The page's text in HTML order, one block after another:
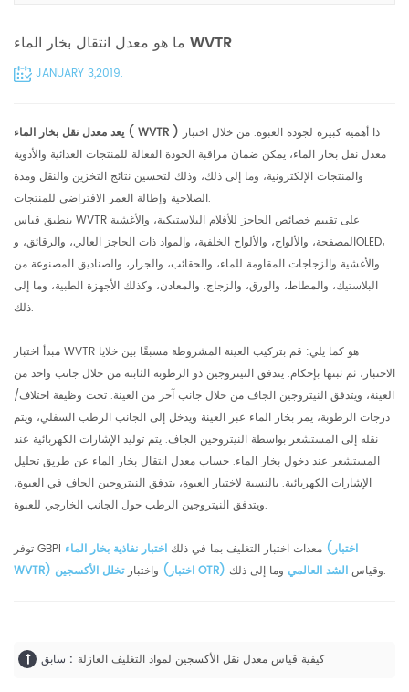
ما هو معدل انتقال بخار الماء WVTR
JANUARY 3,2019.
يعد معدل نقل بخار الماء ( WVTR )
معدل نقل بخار الماء، يمكن ضمان مراقبة الجودة الفعالة للمنتجات الغذائية والأدوية
والمنتجات الإلكترونية، وما إلى ذلك، وذلك لتحسين نتائج التخزين والنقل ومدة
الصلاحية وإطالة العمر الافتراضي للمنتجات.
ينطبق قياس WVTR على تقييم خصائص الحاجز للأفلام البلاستيكية، والأغشية
المصفحة، والألواح، والألواح الخلفية، والمواد ذات الحاجز العالي، والرقائق، وOLED،
والأغشية والزجاجات المقاومة للماء، والحقائب، والجرار، والصناديق المصنوعة من
البلاستيك، والمطاط، والورق، والزجاج. والمعادن، وكذلك الأجهزة الطبية، وما إلى
ذلك.
مبدأ اختبار WVTR هو كما يلي: قم بتركيب العينة المشروطة مسبقًا بين خلايا
الاختبار، ثم ثبتها بإحكام. يتدفق النيتروجين ذو الرطوبة الثابتة من خلال جانب واحد من
العينة، ويتدفق النيتروجين الجاف من خلال جانب آخر من العينة. تحت وظيفة اختلاف/
درجات الرطوبة، يمر بخار الماء عبر العينة ويدخل إلى الجانب الرطب السفلي، ويتم
نقله إلى المستشعر بواسطة النيتروجين الجاف. يتم توليد الإشارات الكهربائية عند
المستشعر عند دخول بخار الماء. حساب معدل انتقال بخار الماء عن طريق تحليل
الإشارات الكهربائية. بالنسبة لاختبار العبوة، يتدفق النيتروجين الجاف في العبوة،
ويتدفق النيتروجين الرطب حول الجانب الخارجي للعبوة.
توفر GBPI معدات اختبار التغليف بما في ذلك اختبار نفاذية بخار الماء (اختبار
WVTR)
واختبار تخلل الأكسجين (اختبار OTR) وقياس الشد العالمي وما إلى ذلك.
سابق : كيفية قياس معدل نقل الأكسجين لمواد التغليف العازلة